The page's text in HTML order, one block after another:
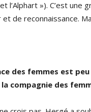
l’Alphart »). C’est une
et de reconnaissance.
des femmes est
compagnie des